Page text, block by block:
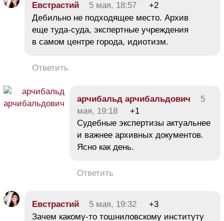
Евстрастий 5 мая, 18:57
+2
Дебильно не подходящее место. Архив
еще туда-суда, экспертные учреждения
в самом центре города, идиотизм.
Ответить
арчибальд арчибальдович
5
мая, 19:18
+1
Судебные экспертизы актуальнее
и важнее архивных документов.
Ясно как день.
Ответить
Евстрастий 5 мая, 19:32
+3
Зачем какому-то тошниловскому институту